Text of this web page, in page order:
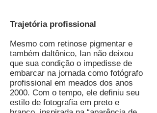
Trajetória profissional
Mesmo com retinose pigmentar e
também daltônico, Ian não deixou
que sua condição o impedisse de
embarcar na jornada como fotógrafo
profissional em meados dos anos
2000. Com o tempo, ele definiu seu
estilo de fotografia em preto e